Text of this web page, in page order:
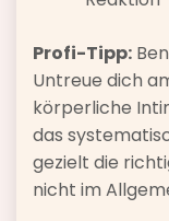
Profi-Tipp:
Untreue dich
körperliche
das
gezielt die
nicht im